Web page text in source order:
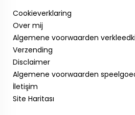
Cookieverklaring
Over mij
Algemene voorwaarden
Verzending
Disclaimer
Algemene voorwaarden
İletişim
Site Haritası